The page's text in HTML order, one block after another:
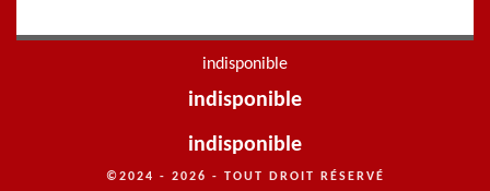
indisponible
indisponible
indisponible
©2024 - 2026 - TOUT DROIT RÉSERVÉ